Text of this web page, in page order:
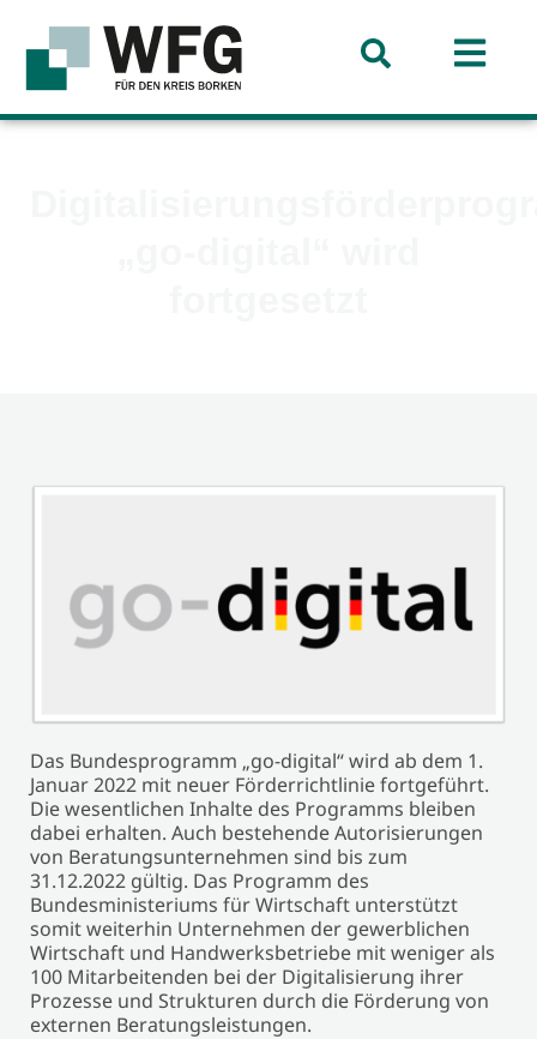
Das Bundesprogramm „go-digital“ wird ab dem 1.
Januar 2022 mit neuer Förderrichtlinie fortgeführt.
Die wesentlichen Inhalte des Programms bleiben
dabei erhalten. Auch bestehende Autorisierungen
von Beratungsunternehmen sind bis zum
31.12.2022 gültig. Das Programm des
Bundesministeriums für Wirtschaft unterstützt
somit weiterhin Unternehmen der gewerblichen
Wirtschaft und Handwerksbetriebe mit weniger als
100 Mitarbeitenden bei der Digitalisierung ihrer
Prozesse und Strukturen durch die Förderung von
externen Beratungsleistungen.